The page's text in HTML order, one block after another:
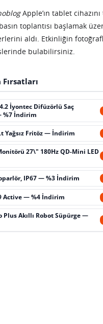
Apple’ın tablet cihazını
toplantısı başlamak
aldı. Etkinliğin
bulabilirsiniz.
İyontec Difüzörlü Saç
%7 İndirim
Yağsız Fritöz — İndirim
27\" 180Hz QD-Mini LED
IP67 — %3 İndirim
Active — %4 İndirim
Plus Akıllı Robot Süpürge —